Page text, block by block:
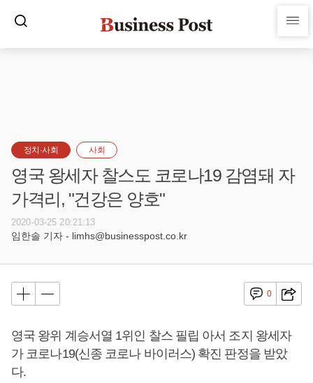
정치·사회 사회
영국 왕세자 찰스도 코로나19 감염돼 자
가격리, "건강은 양호"
2020-03-25 20:21:13
임한솔 기자 - limhs@businesspost.co.kr
0
영국 왕위 계승서열 1위인 찰스 필립 아서 조지 왕세자
가 코로나19(신종 코로나 바이러스) 확진 판정을 받았
다.